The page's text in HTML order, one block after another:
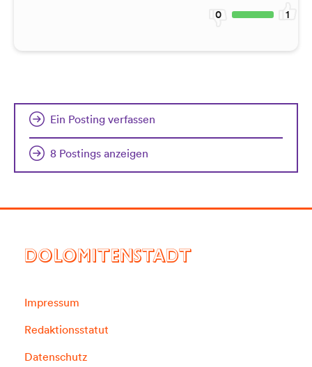
0 1
Ein Posting verfassen
8 Postings anzeigen
DOLOMITENSTADT
Impressum
Redaktionsstatut
Datenschutz